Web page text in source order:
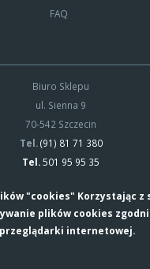
FAQ
Biuro Sklepu
ul. Sienna 9
70-542 Szczecin
Tel.(91) 81 71 380
Tel.501 95 95 35
"cookies" Korzystając z
plików cookies
internetowej.